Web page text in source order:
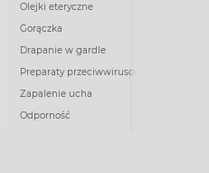
Olejki eteryczne
Gorączka
Drapanie w gardle
Preparaty przeciwwirusowe
Zapalenie ucha
Odporność